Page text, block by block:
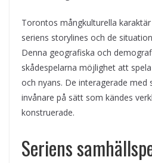
Torontos mångkulturella
seriens storylines och de
Denna geografiska och
skådespelarna möjlighet att
och nyans. De interagerade med
invånare på sätt som kändes
konstruerade.
Seriens